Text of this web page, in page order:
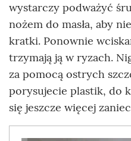
wystarczy podważyć
nożem do masła, aby
kratki. Ponownie
trzymają ją w ryzach.
za pomocą ostrych
porysujecie plastik, do
się jeszcze więcej